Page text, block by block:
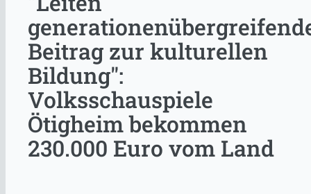
Beitrag zur kulturellen
Bildung":
Volksschauspiele
Ötigheim bekommen
230.000 Euro vom Land